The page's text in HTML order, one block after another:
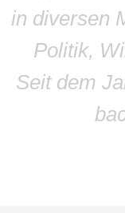
in diversen
Politik,
Seit dem